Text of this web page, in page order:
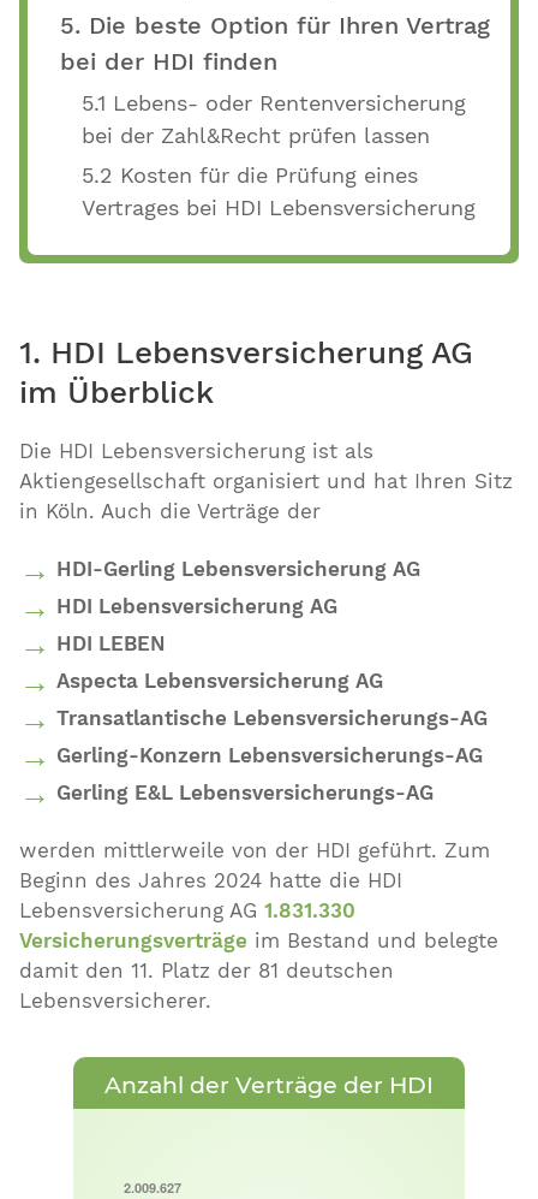
5. Die beste Option für Ihren Vertrag
bei der HDI finden
5.1 Lebens- oder Rentenversicherung
bei der Zahl&Recht prüfen lassen
5.2 Kosten für die Prüfung eines
Vertrages bei HDI Lebensversicherung
1. HDI Lebensversicherung AG
im Überblick
Die HDI Lebensversicherung ist als
Aktiengesellschaft organisiert und hat Ihren Sitz
in Köln. Auch die Verträge der
HDI-Gerling Lebensversicherung AG
HDI Lebensversicherung AG
HDI LEBEN
Aspecta Lebensversicherung AG
Transatlantische Lebensversicherungs-AG
Gerling-Konzern Lebensversicherungs-AG
Gerling E&L Lebensversicherungs-AG
werden mittlerweile von der HDI geführt. Zum
Beginn des Jahres 2024 hatte die HDI
Lebensversicherung AG1.831.330
Versicherungsverträge im Bestand und belegte
damit den11. Platz der 81 deutschen
Lebensversicherer.
Anzahl der Verträge der HDI